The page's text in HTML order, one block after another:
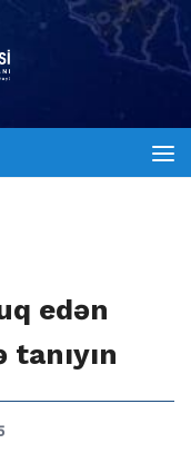
edən
tanıyın